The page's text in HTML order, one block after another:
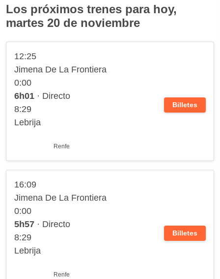
Los próximos trenes para hoy,
martes 20 de noviembre
12:25
Jimena De La Frontiera
0:00
6h01 · Directo
8:29
Lebrija
Renfe
Billetes
16:09
Jimena De La Frontiera
0:00
5h57 · Directo
8:29
Lebrija
Renfe
Billetes